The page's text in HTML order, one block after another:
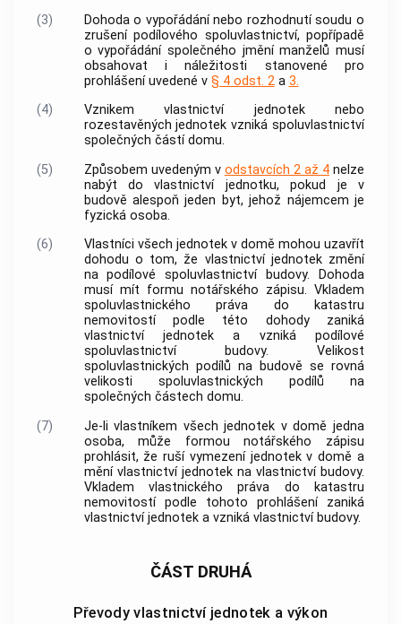
(3)
Dohoda o vypořádání nebo rozhodnutí soudu o
zrušení podílového spoluvlastnictví, popřípadě
o vypořádání společného jmění manželů musí
obsahovat i náležitosti stanovené pro
prohlášení uvedené v § 4 odst. 2a 3.
(4)
Vznikem vlastnictví jednoteknebo
rozestavěnýchjednotek vzniká spoluvlastnictví
společných částí domu.
(5)
Způsobem uvedeným v odstavcích 2 až 4nelze
nabýt do vlastnictví jednotku, pokud je v
budově alespoň jeden byt, jehož nájemcem je
fyzická osoba.
(6)
Vlastníci všech jednotekv domě mohou uzavřít
dohodu o tom, že vlastnictví jednotekzmění
na podílové spoluvlastnictví
budovy. Dohoda
musí mít formu notářského zápisu. Vkladem
spoluvlastnického práva do katastru
nemovitostípodle této dohody zaniká
vlastnictví jednoteka vzniká podílové
spoluvlastnictví
budovy. Velikost
spoluvlastnických podílů na budově se rovná
velikosti spoluvlastnických podílů na
společných částech domu.
(7)
Je-li vlastníkem všechjednotek v domě jedna
osoba, může formou notářského zápisu
prohlásit, že ruší vymezení jednotekv domě a
mění vlastnictví jednotekna vlastnictví budovy.
Vkladem vlastnického práva do katastru
nemovitostípodle tohoto prohlášení zaniká
vlastnictvíjednoteka vzniká vlastnictví budovy.
ČÁST DRUHÁ
Převody vlastnictví jednotek a výkon